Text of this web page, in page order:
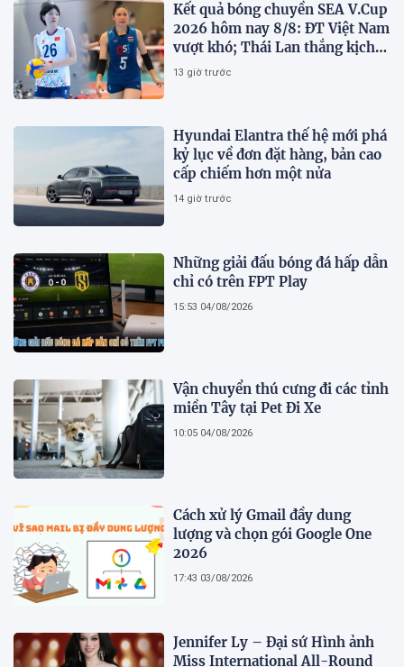
Kết quả bóng chuyền SEA V.Cup
2026 hôm nay 8/8: ĐT Việt Nam
vượt khó; Thái Lan thắng kịch
tính
13 giờ trước
Hyundai Elantra thế hệ mới phá
kỷ lục về đơn đặt hàng, bản cao
cấp chiếm hơn một nửa
14 giờ trước
Những giải đấu bóng đá hấp dẫn
chỉ có trên FPT Play
15:53 04/08/2026
Vận chuyển thú cưng đi các tỉnh
miền Tây tại Pet Đi Xe
10:05 04/08/2026
Cách xử lý Gmail đầy dung
lượng và chọn gói Google One
2026
17:43 03/08/2026
Jennifer Ly – Đại sứ Hình ảnh
Miss International All-Round